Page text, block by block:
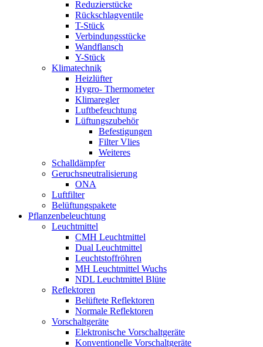
Reduzierstücke
Rückschlagventile
T-Stück
Verbindungsstücke
Wandflansch
Y-Stück
Klimatechnik
Heizlüfter
Hygro- Thermometer
Klimaregler
Luftbefeuchtung
Lüftungszubehör
Befestigungen
Filter Vlies
Weiteres
Schalldämpfer
Geruchsneutralisierung
ONA
Luftfilter
Belüftungspakete
Pflanzenbeleuchtung
Leuchtmittel
CMH Leuchtmittel
Dual Leuchtmittel
Leuchtstoffröhren
MH Leuchtmittel Wuchs
NDL Leuchtmittel Blüte
Reflektoren
Belüftete Reflektoren
Normale Reflektoren
Vorschaltgeräte
Elektronische Vorschaltgeräte
Konventionelle Vorschaltgeräte